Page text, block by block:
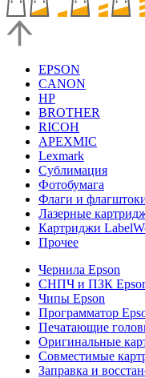
EPSON
CANON
HP
BROTHER
RICOH
APEXMIC
Lexmark
Сублимация
Фотобумага
Флаги и
Лазерные
Картриджи
Прочее
Чернила Epson
СНПЧ и ПЗК
Чипы Epson
Программатор
Печатающие
Оригинальные
Совместимые
Заправка и